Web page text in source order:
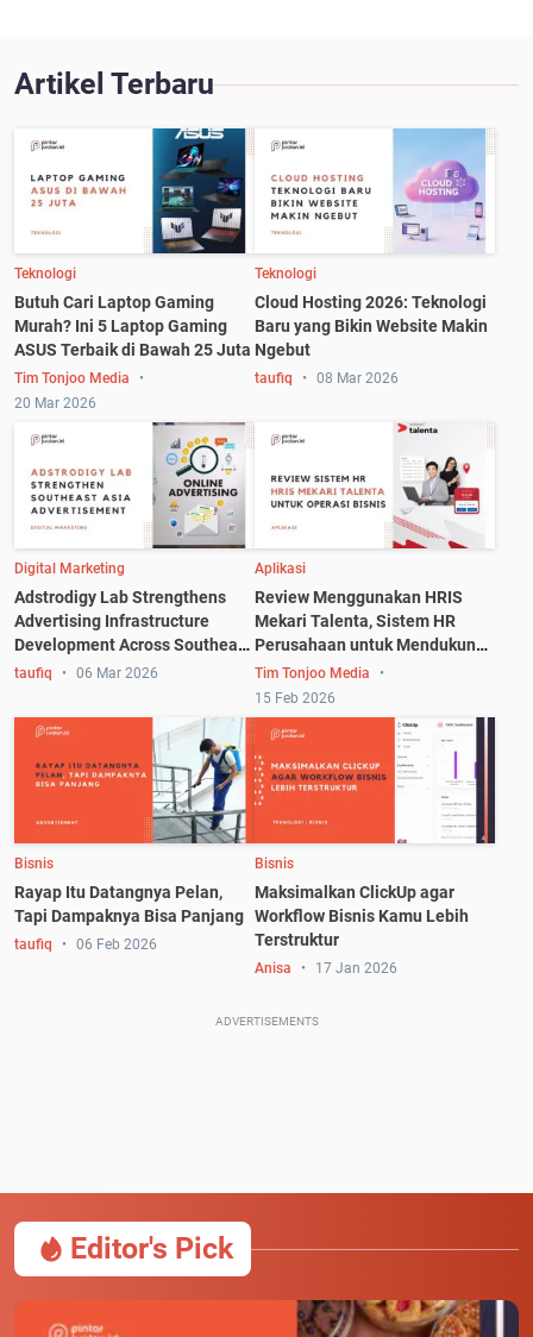
Artikel Terbaru
Teknologi
Butuh Cari Laptop Gaming
Murah? Ini 5 Laptop Gaming
ASUS Terbaik di Bawah 25 Juta
Tim Tonjoo Media
20 Mar 2026
Teknologi
Cloud Hosting 2026: Teknologi
Baru yang Bikin Website Makin
Ngebut
taufiq 08 Mar 2026
Digital Marketing
Adstrodigy Lab Strengthens
Advertising Infrastructure
Development Across Southeast
Asia
taufiq 06 Mar 2026
Aplikasi
Review Menggunakan HRIS
Mekari Talenta, Sistem HR
Perusahaan untuk Mendukung
Operasional Bisnis
Tim Tonjoo Media
15 Feb 2026
Bisnis
Rayap Itu Datangnya Pelan,
Tapi Dampaknya Bisa Panjang
taufiq 06 Feb 2026
Bisnis
Maksimalkan ClickUp agar
Workflow Bisnis Kamu Lebih
Terstruktur
Anisa 17 Jan 2026
ADVERTISEMENTS
Editor's Pick